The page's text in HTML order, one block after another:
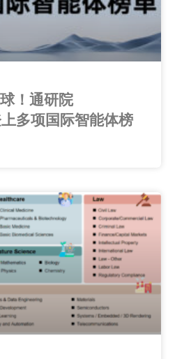
！通研院
多项国际智能体榜